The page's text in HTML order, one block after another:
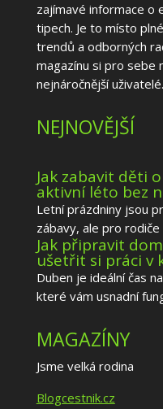
zajímavé informace o
tipech. Je to místo
trendů a odborných
magazínu si pro sebe
nejnáročnější uživatelé.
NEJNOVĚJŠÍ
Jak zabavit děti
aktivní léto bez
Letní prázdniny jsou
zábavy, ale pro rodiče
Jak připravit
ušetřit si práci v
Duben je ideální čas
které vám usnadní
MAGAZÍNY
Jsme velká rodina
Blogcestnik.cz